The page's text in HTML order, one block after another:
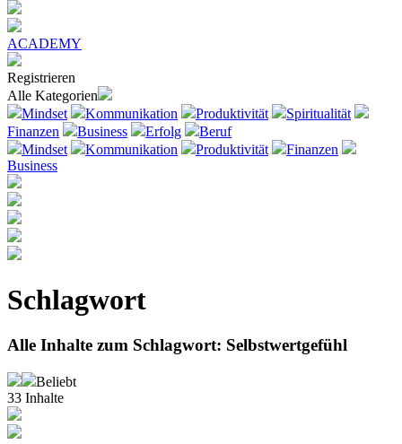
ACADEMY
Registrieren
Alle Kategorien
Mindset
Kommunikation Produktivität
Spiritualität
Finanzen
Business Erfolg
Beruf
Mindset
Kommunikation Produktivität
Finanzen
Business
Schlagwort
Alle Inhalte zum Schlagwort: Selbstwertgefühl
Beliebt
33 Inhalte